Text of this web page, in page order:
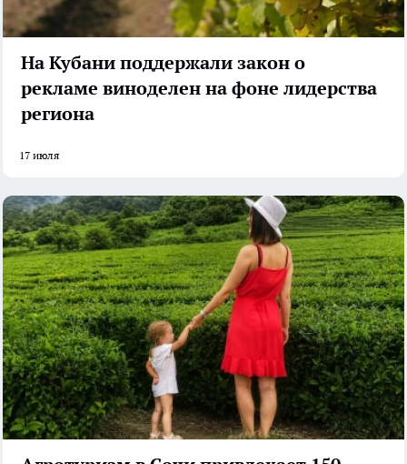
На Кубани поддержали закон о
рекламе виноделен на фоне лидерства
региона
17 июля